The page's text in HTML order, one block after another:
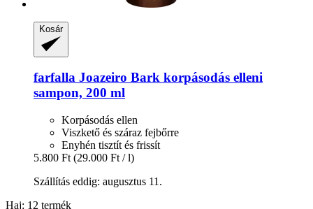
Kosár
farfalla Joazeiro Bark korpásodás elleni
sampon, 200 ml
Korpásodás ellen
Viszkető és száraz fejbőrre
Enyhén tisztít és frissít
5.800 Ft (29.000 Ft / l)
Szállítás eddig: augusztus 11.
Haj: 12 termék